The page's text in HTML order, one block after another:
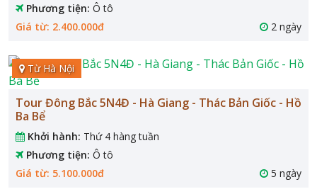
Phương tiện: Ô tô
Giá từ: 2.400.000đ
2 ngày
Từ Hà Nội
Tour Đông Bắc 5N4Đ - Hà Giang - Thác Bản Giốc - Hồ
Ba Bể
Khởi hành: Thứ 4 hàng tuần
Phương tiện: Ô tô
Giá từ: 5.100.000đ
5 ngày